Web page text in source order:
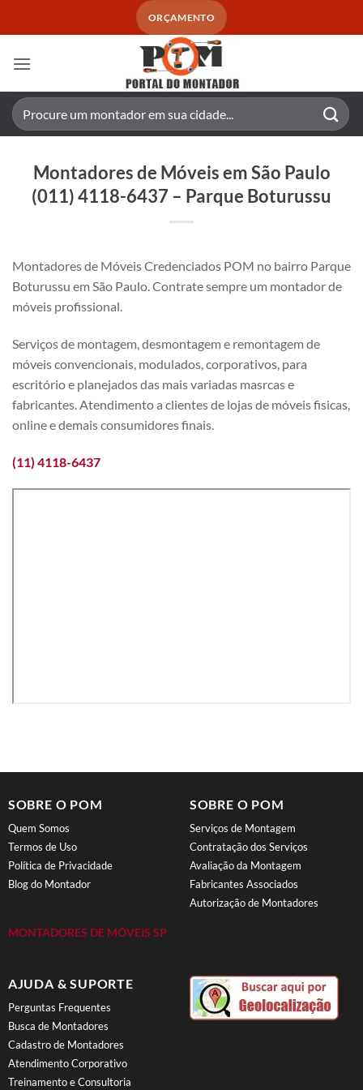
ORÇAMENTO
Pesquisar
por:
Montadores de Móveis em São Paulo
(011) 4118-6437 – Parque Boturussu
Montadores de Móveis Credenciados POM no bairro Parque
Boturussu em São Paulo. Contrate sempre um montador de
móveis profissional.
Serviços de montagem, desmontagem e remontagem de
móveis convencionais, modulados, corporativos, para
escritório e planejados das mais variadas masrcas e
fabricantes. Atendimento a clientes de lojas de móveis fisicas,
online e demais consumidores finais.
(11) 4118-6437
SOBRE O POM
Quem Somos
Termos de Uso
Política de Privacidade
Blog do Montador
MONTADORES DE MÓVEIS SP
SOBRE O POM
Serviços de Montagem
Contratação dos Serviços
Avaliação da Montagem
Fabricantes Associados
Autorização de Montadores
AJUDA & SUPORTE
Perguntas Frequentes
Busca de Montadores
Cadastro de Montadores
Atendimento Corporativo
Treinamento e Consultoria